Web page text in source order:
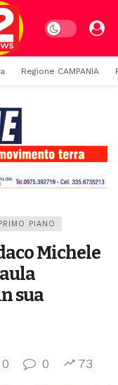
Dark mode
Regione CAMPANIA
PRIMO PIANO
Michele
sua
0 0 73